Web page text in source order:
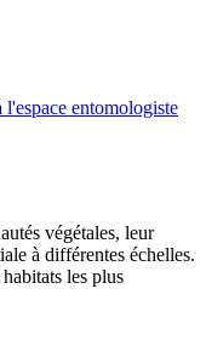
l'espace entomologiste
végétales, leur
à différentes échelles.
les plus